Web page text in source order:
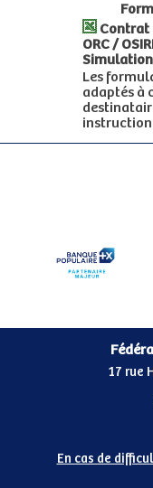
Contrat
ORC /
Simulation
Les
adaptés à
17 rue
En cas de